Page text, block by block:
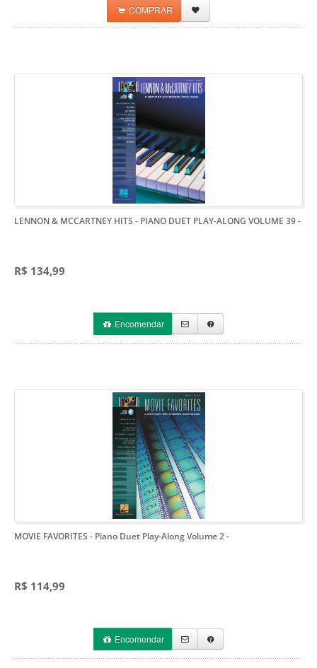
COMPRAR
LENNON & MCCARTNEY HITS - PIANO DUET PLAY-ALONG VOLUME 39-
R$ 134,99
Encomendar
MOVIE FAVORITES - Piano Duet Play-Along Volume 2-
R$ 114,99
Encomendar